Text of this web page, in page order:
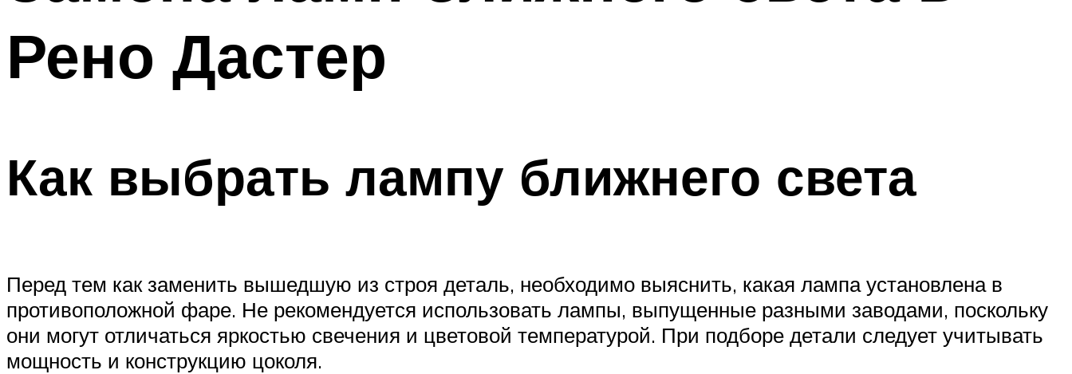
Рено Дастер
Как выбрать лампу ближнего света
Перед тем как заменить вышедшую из строя деталь, необходимо выяснить, какая лампа установлена в
противоположной фаре. Не рекомендуется использовать лампы, выпущенные разными заводами, поскольку
они могут отличаться яркостью свечения и цветовой температурой. При подборе детали следует учитывать
мощность и конструкцию цоколя.